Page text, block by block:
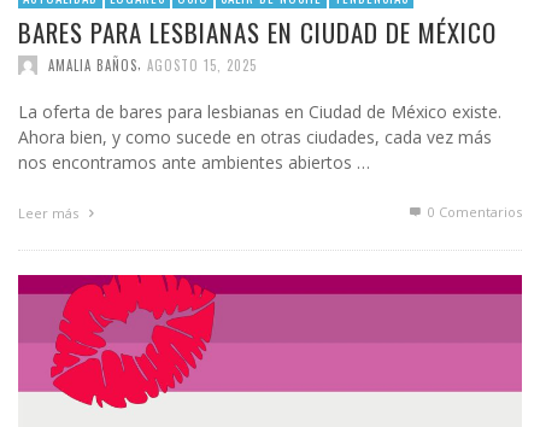
BARES PARA LESBIANAS EN CIUDAD DE MÉXICO
AMALIA BAÑOS AGOSTO 15, 2025
La oferta de bares para lesbianas en Ciudad de México existe.
Ahora bien, y como sucede en otras ciudades, cada vez más
nos encontramos ante ambientes abiertos …
Leer más 0 Comentarios